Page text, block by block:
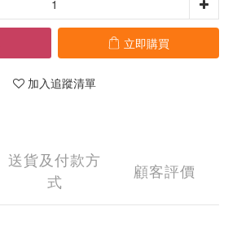
立即購買
加入追蹤清單
送貨及付款方
式
顧客評價